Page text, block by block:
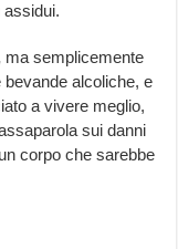
assidui.
ma semplicemente
bevande alcoliche, e
a vivere meglio,
sui danni
corpo che sarebbe